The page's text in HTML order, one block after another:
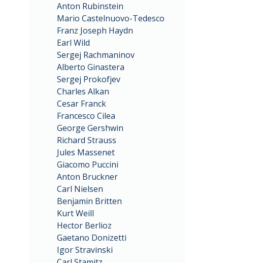
Anton Rubinstein
Mario Castelnuovo-Tedesco
Franz Joseph Haydn
Earl Wild
Sergej Rachmaninov
Alberto Ginastera
Sergej Prokofjev
Charles Alkan
Cesar Franck
Francesco Cilea
George Gershwin
Richard Strauss
Jules Massenet
Giacomo Puccini
Anton Bruckner
Carl Nielsen
Benjamin Britten
Kurt Weill
Hector Berlioz
Gaetano Donizetti
Igor Stravinski